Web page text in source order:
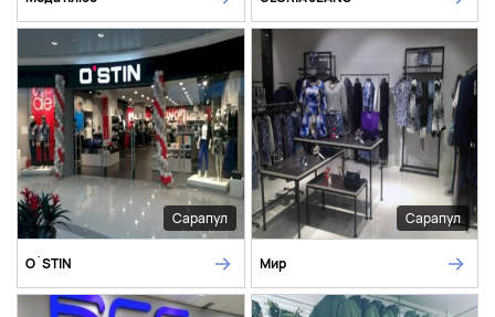
Сарапул
O`STIN
Сарапул
Мир